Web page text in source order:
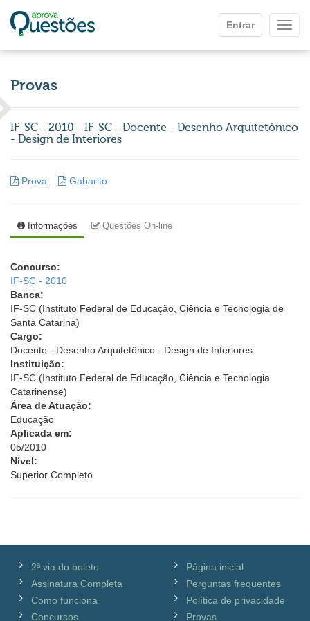
Entrar
Provas
IF-SC - 2010 - IF-SC - Docente - Desenho Arquitetônico
- Design de Interiores
Prova Gabarito
Informações Questões On-line
Concurso:
IF-SC - 2010
Banca:
IF-SC (Instituto Federal de Educação, Ciência e Tecnologia de
Santa Catarina)
Cargo:
Docente - Desenho Arquitetônico - Design de Interiores
Instituição:
IF-SC (Instituto Federal de Educação, Ciência e Tecnologia
Catarinense)
Área de Atuação:
Educação
Aplicada em:
05/2010
Nível:
Superior Completo
2ª via do boleto
Assinatura Completa
Como funciona
Concursos
Página inicial
Perguntas frequentes
Política de privacidade
Provas